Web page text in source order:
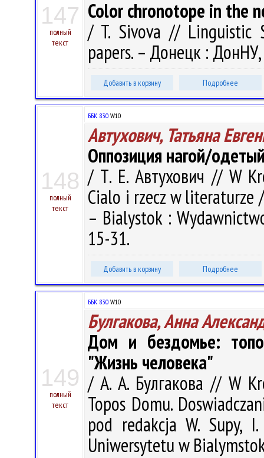
147
полный
текст
Color chronotope in the
/ T. Sivova // Linguistic
papers. – Донецк :
Добавить в корзину Подробнее
148
полный
текст
ББК 83.0 W10
Автухович, Татьяна
Оппозиция нагой/
/ Т. Е. Автухович // W
Cialo i rzecz w literaturze
– Bialystok :
15-31.
Добавить в корзину Подробнее
149
полный
текст
ББК 83.0 W10
Булгакова, Анна
Дом и бездомье:
"Жизнь человека"
/ А. А. Булгакова // W
Topos Domu.
pod redakcja W. Supy,
Uniwersytetu w